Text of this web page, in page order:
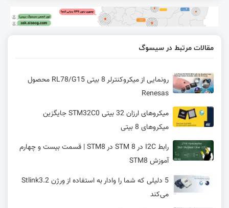
مقالات مرتبط در سیسوگ
رونمایی از میکروکنترلر 8 بیتی RL78/G15 محصول
Renesas
میکروهای ارزان 32 بیتی STM32C0 جایگزین
میکروهای 8 بیتی
رابط I2C در STM 8 در STM8 | قسمت بیست و چهارم
آموزش STM8
5 دلیلی که شما را وادار به استفاده از ورژن Stlink3.2
می‌کند